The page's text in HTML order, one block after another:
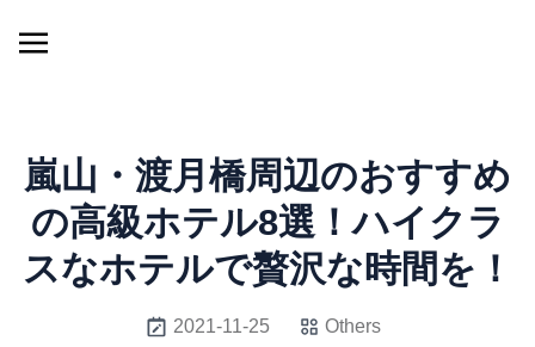
嵐山・渡月橋周辺のおすすめ
の高級ホテル8選！ハイクラ
スなホテルで贅沢な時間を！
2021-11-25 Others